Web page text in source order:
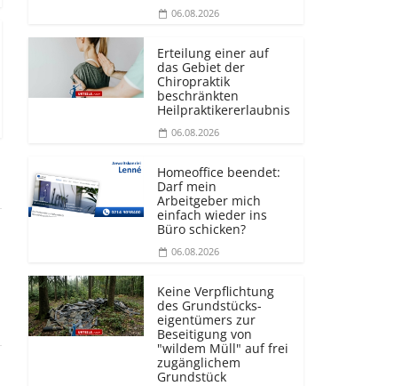
06.08.2026
Erteilung einer auf
das Gebiet der
Chiropraktik
beschränkten
Heilprakti­kererlaubnis
06.08.2026
Homeoffice beendet:
Darf mein
Arbeitgeber mich
einfach wieder ins
Büro schicken?
06.08.2026
Keine Verpflichtung
des Grundstücks­
eigentümers zur
Beseitigung von
"wildem Müll" auf frei
zugänglichem
Grundstück